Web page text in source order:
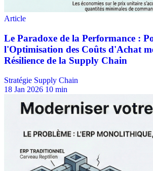
Stratégie Supply Chain
18 Jan 2026 10 min